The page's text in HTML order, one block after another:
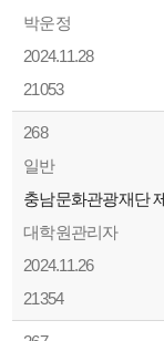
박운정
2024.11.28
21053
268
일반
충남문화관광재단
대학원관리자
2024.11.26
21354